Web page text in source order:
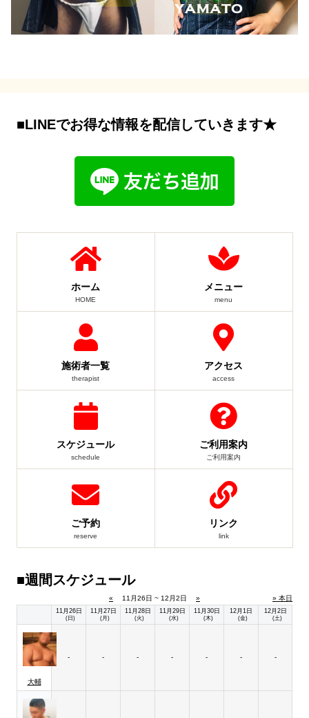
■LINEでお得な情報を配信していきます★
ホーム
HOME
メニュー
menu
施術者一覧
therapist
アクセス
access
スケジュール
schedule
ご利用案内
ご利用案内
ご予約
reserve
リンク
link
■週間スケジュール
« 11月26日 ~ 12月2日 » » 本日
11月26日
(日)
11月27日
(月)
11月28日
(火)
11月29日
(水)
11月30日
(木)
12月1日
(金)
12月2日
(土)
大輔
- - - - - - -